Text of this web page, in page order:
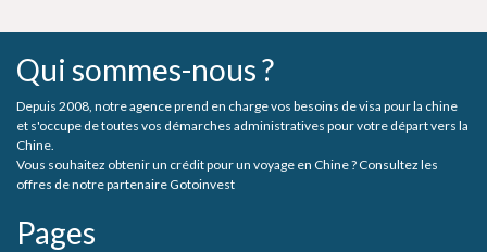
Qui sommes-nous ?
Depuis 2008, notre agence prend en charge vos besoins de visa pour la chine
et s'occupe de toutes vos démarches administratives pour votre départ vers la
Chine.
Vous souhaitez obtenir un crédit pour un voyage en Chine ? Consultez les
offres de notre partenaire Gotoinvest
Pages